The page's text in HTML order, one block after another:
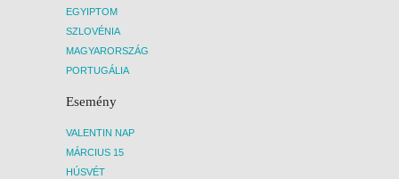
EGYIPTOM
SZLOVÉNIA
MAGYARORSZÁG
PORTUGÁLIA
Esemény
VALENTIN NAP
MÁRCIUS 15
HÚSVÉT